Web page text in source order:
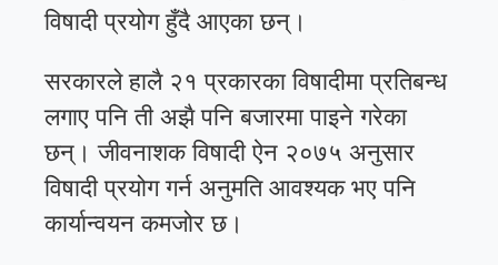
विषादी प्रयोग हुँदै आएका छन्।
सरकारले हालै २१ प्रकारका विषादीमा प्रतिबन्ध
लगाए पनि ती अझै पनि बजारमा पाइने गरेका
छन्। जीवनाशक विषादी ऐन २०७५ अनुसार
विषादी प्रयोग गर्न अनुमति आवश्यक भए पनि
कार्यान्वयन कमजोर छ।